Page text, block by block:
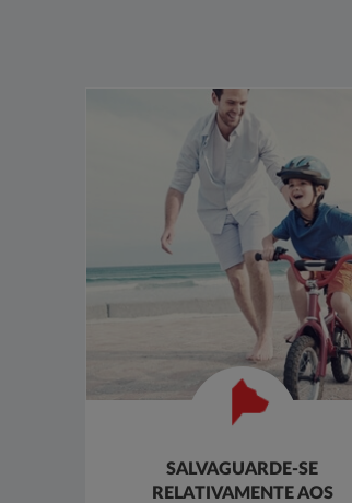
SALVAGUARDE-SE
RELATIVAMENTE AOS